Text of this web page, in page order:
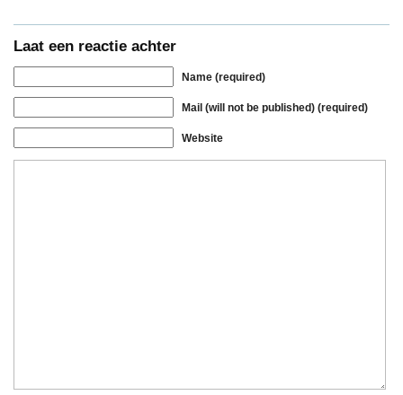
Laat een reactie achter
Name (required)
Mail (will not be published) (required)
Website